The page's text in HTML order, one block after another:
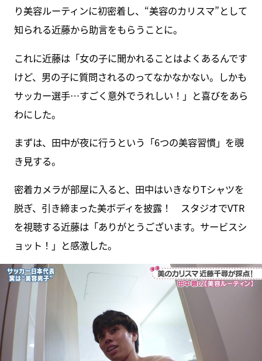
り美容ルーティンに初密着し、“美容のカリスマ”として
知られる近藤から助言をもらうことに。
これに近藤は「女の子に聞かれることはよくあるんです
けど、男の子に質問されるのってなかなかない。しかも
サッカー選手…すごく意外でうれしい！」と喜びをあら
わにした。
まずは、田中が夜に行うという「6つの美容習慣」を覗
き見する。
密着カメラが部屋に入ると、田中はいきなりTシャツを
脱ぎ、引き締まった美ボディを披露！ スタジオでVTR
を視聴する近藤は「ありがとうございます。サービスシ
ョット！」と感激した。